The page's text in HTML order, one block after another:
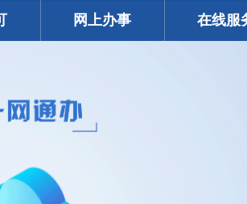
网上办事 在线服